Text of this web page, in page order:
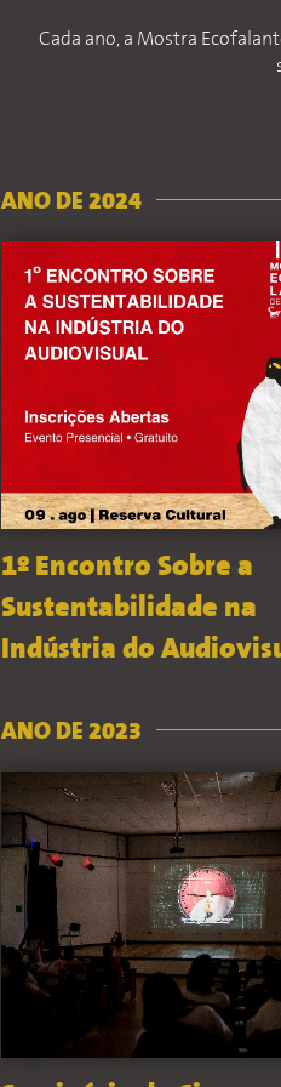
Cada ano, a Mostra
ANO DE 2024
1º Encontro Sobre a
Sustentabilidade na
Indústria do
ANO DE 2023